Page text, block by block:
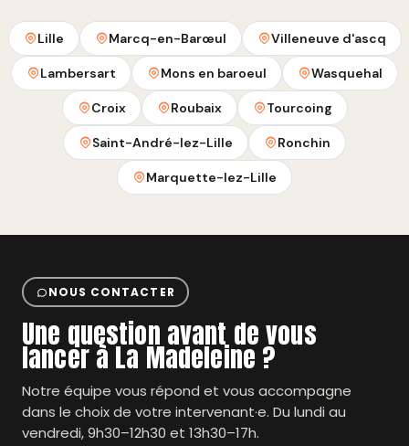
Lille Marcq-en-Barœul Villeneuve d'ascq
Lambersart Mons en baroeul Wasquehal
Croix Roubaix Tourcoing
Saint-André-lez-Lille Ronchin
Marquette-lez-Lille
NOUS CONTACTER
Une question avant de vous
lancer à La Madeleine ?
Notre équipe vous répond et vous accompagne
dans le choix de votre intervenant·e. Du lundi au
vendredi, 9h30–12h30 et 13h30–17h.